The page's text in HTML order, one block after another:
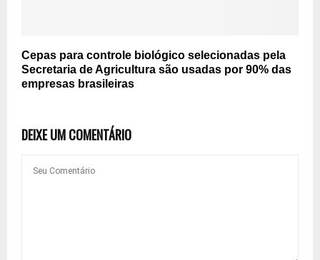
Cepas para controle biológico selecionadas pela
Secretaria de Agricultura são usadas por 90% das
empresas brasileiras
DEIXE UM COMENTÁRIO